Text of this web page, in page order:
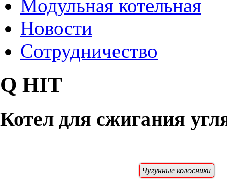
Модульная котельная
Новости
Сотрудничество
Q HIT
Котел для сжигания
Чугунные колосники